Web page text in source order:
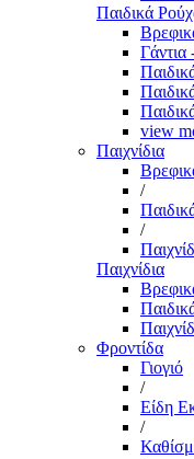
Παιδικά
view
Παιχνίδια
/
/
Παιχνίδια
Φροντίδα
Γιογιό
/
Είδη
/